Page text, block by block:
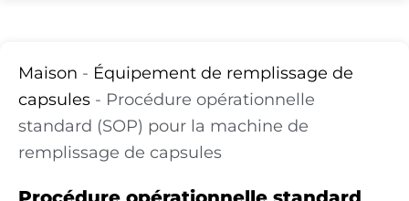
Maison - Équipement de remplissage de
capsules - Procédure opérationnelle
standard (SOP) pour la machine de
remplissage de capsules